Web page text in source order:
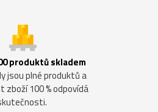
produktů skladem
jsou plné produktů a
100 % odpovídá